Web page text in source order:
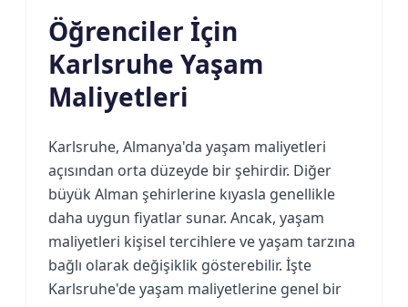
Öğrenciler İçin
Karlsruhe Yaşam
Maliyetleri
Karlsruhe, Almanya'da yaşam maliyetleri
açısından orta düzeyde bir şehirdir. Diğer
büyük Alman şehirlerine kıyasla genellikle
daha uygun fiyatlar sunar. Ancak, yaşam
maliyetleri kişisel tercihlere ve yaşam tarzına
bağlı olarak değişiklik gösterebilir. İşte
Karlsruhe'de yaşam maliyetlerine genel bir